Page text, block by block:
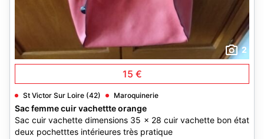
2
15 €
St Victor Sur Loire (42) Maroquinerie
Sac femme cuir vachettte orange
Sac cuir vachette dimensions 35 x 28 cuir vachette bon état
deux pochetttes intérieures très pratique